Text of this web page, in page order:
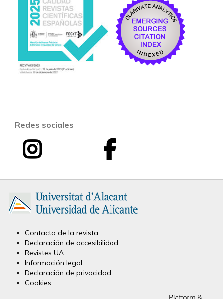
Redes sociales
I
s
t
a
g
r
n
v
e
s
t
F
c
e
o
Contacto de la revista
Declaración de accesibilidad
Revistes UA
Información legal
Declaración de privacidad
Cookies